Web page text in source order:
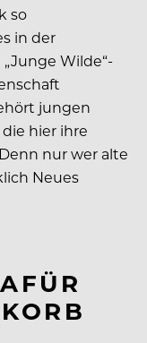
so
in der
Wilde“-
jungen
hier ihre
nur wer alte
Neues